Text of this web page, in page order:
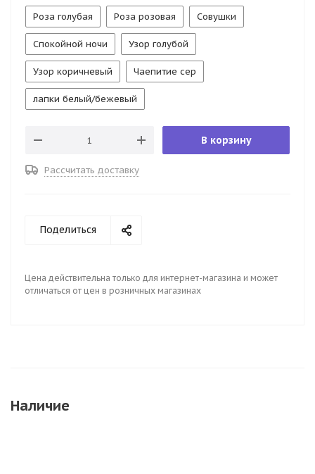
Роза голубая Роза розовая Совушки
Спокойной ночи Узор голубой
Узор коричневый Чаепитие сер
лапки белый/бежевый
В корзину
Рассчитать доставку
Поделиться
Цена действительна только для интернет-магазина и может
отличаться от цен в розничных магазинах
Наличие